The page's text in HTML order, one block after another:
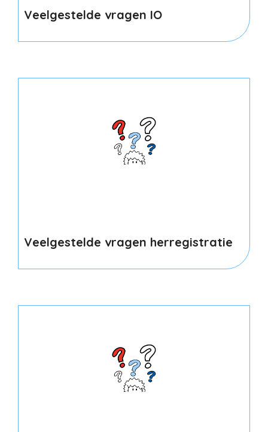
Veelgestelde vragen IO
Veelgestelde vragen herregistratie